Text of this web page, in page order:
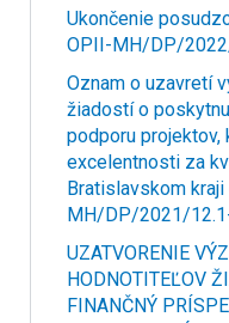
Ukončenie
OPII-MH/DP/
Oznam o uzavretí
žiadostí o
podporu projektov,
excelentnosti za
Bratislavskom
MH/DP/2021/
UZATVORENIE
HODNOTITEĽOV
FINANČNÝ